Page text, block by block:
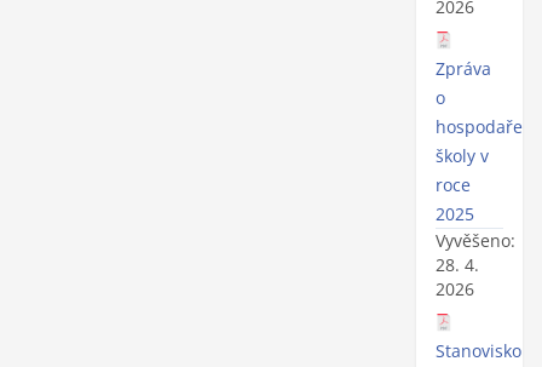
2026
Zpráva
o
hospodaření
školy v
roce
2025
Vyvěšeno:
28. 4.
2026
Stanovisko